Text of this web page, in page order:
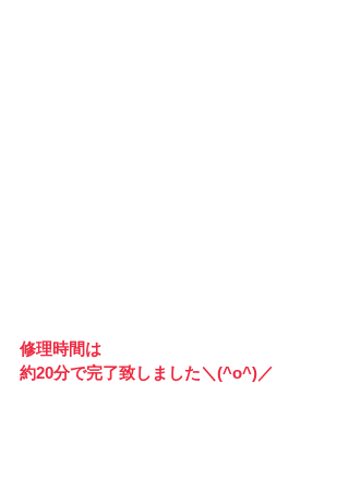
修理時間は
約20分で完了致しました＼(^o^)／